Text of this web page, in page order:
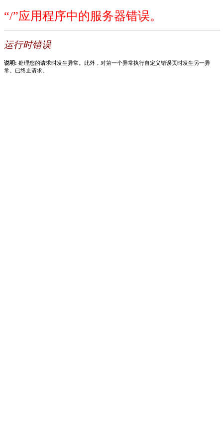
“/”应用程序中的服务器错误。
运行时错误
说明: 处理您的请求时发生异常。此外，对第一个异常执行自定义错误页时发生另一异
常。已终止请求。